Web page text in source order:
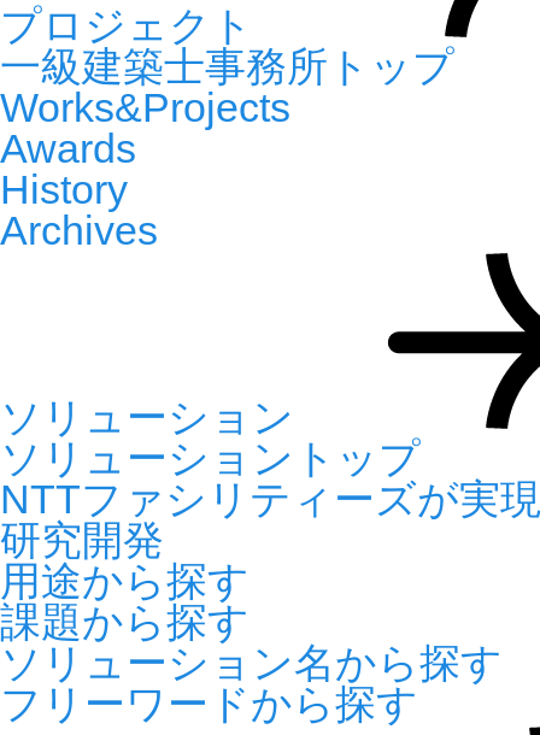
プロジェクト
一級建築士事務所トップ
Works&Projects
Awards
History
Archives
ソリューション
ソリューショントップ
NTTファシリティーズが実
研究開発
用途から探す
課題から探す
ソリューション名から探す
フリーワードから探す